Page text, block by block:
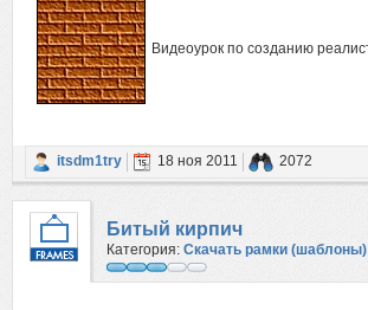
Видеоурок по созданию
itsdm1try 18 ноя 2011 2072
Битый кирпич
Категория: Скачать рамки